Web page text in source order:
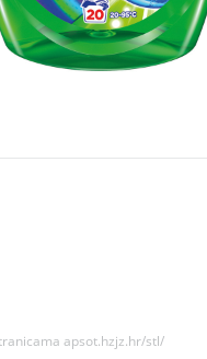
apsot.hzjz.hr/stl/